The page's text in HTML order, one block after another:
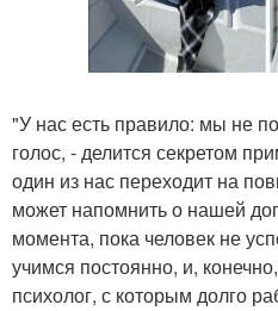
"У нас есть правило: мы не
голос, - делится секретом
один из нас переходит на
может напомнить о нашей
момента, пока человек не
учимся постоянно, и,
психолог, с которым долго